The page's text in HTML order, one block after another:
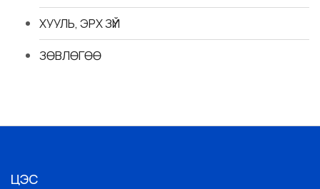
ХУУЛЬ, ЭРХ ЗҮЙ
ЗӨВЛӨГӨӨ
ЦЭС